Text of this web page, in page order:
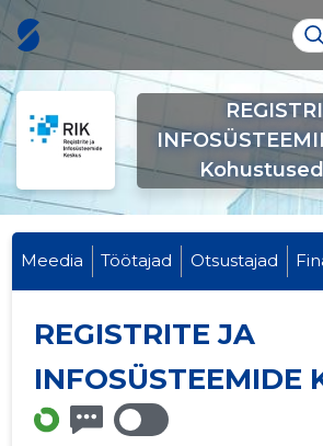
Meedia Töötajad Otsustajad
REGISTRITE JA
INFOSÜSTEEMIDE